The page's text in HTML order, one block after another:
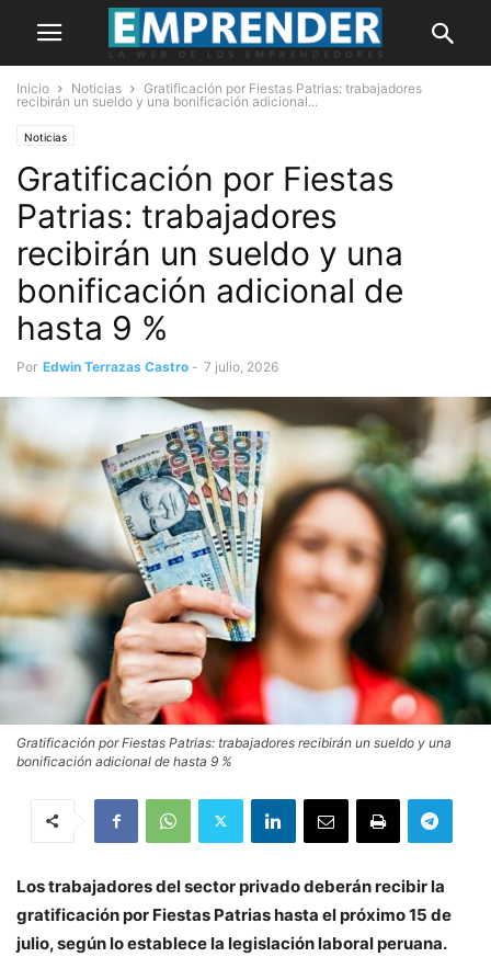
Inicio Noticias
Gratificación por Fiestas Patrias: trabajadores
recibirán un sueldo y una bonificación adicional...
Noticias
Gratificación por Fiestas
Patrias: trabajadores
recibirán un sueldo y una
bonificación adicional de
hasta 9 %
Por Edwin Terrazas Castro - 7 julio, 2026
Gratificación por Fiestas Patrias: trabajadores recibirán un sueldo y una
bonificación adicional de hasta 9 %
Los trabajadores del sector privado deberán recibir la
gratificación por Fiestas Patrias hasta el próximo 15 de
julio, según lo establece la legislación laboral peruana.